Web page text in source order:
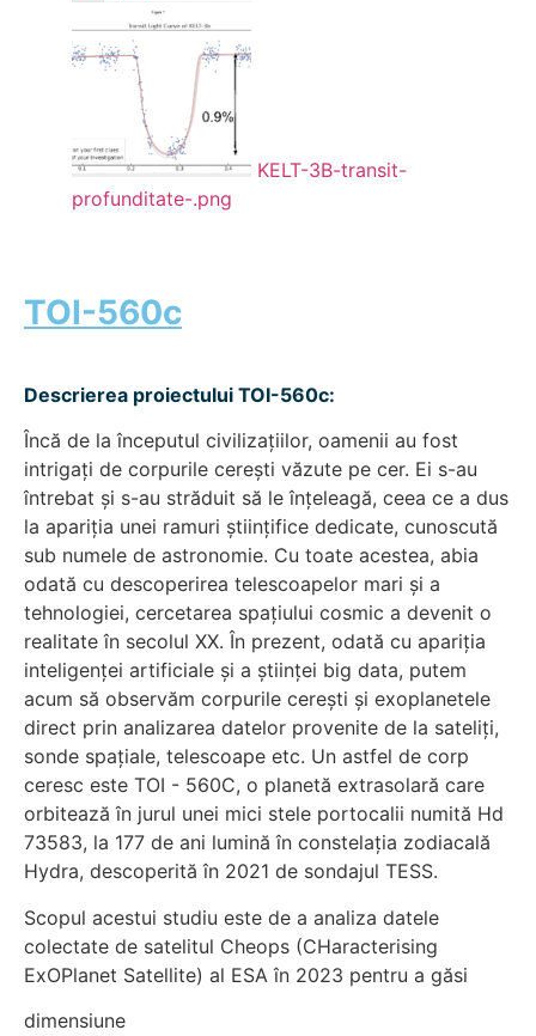
KELT-3B-transit-
profunditate-.png
TOI-560c
Descrierea proiectului TOI-560c:
Încă de la începutul civilizațiilor, oamenii au fost
intrigați de corpurile cerești văzute pe cer. Ei s-au
întrebat și s-au străduit să le înțeleagă, ceea ce a dus
la apariția unei ramuri științifice dedicate, cunoscută
sub numele de astronomie. Cu toate acestea, abia
odată cu descoperirea telescoapelor mari și a
tehnologiei, cercetarea spațiului cosmic a devenit o
realitate în secolul XX. În prezent, odată cu apariția
inteligenței artificiale și a științei big data, putem
acum să observăm corpurile cerești și exoplanetele
direct prin analizarea datelor provenite de la sateliți,
sonde spațiale, telescoape etc. Un astfel de corp
ceresc este TOI - 560C, o planetă extrasolară care
orbitează în jurul unei mici stele portocalii numită Hd
73583, la 177 de ani lumină în constelația zodiacală
Hydra, descoperită în 2021 de sondajul TESS.
Scopul acestui studiu este de a analiza datele
colectate de satelitul Cheops (CHaracterising
ExOPlanet Satellite) al ESA în 2023 pentru a găsi
dimensiune